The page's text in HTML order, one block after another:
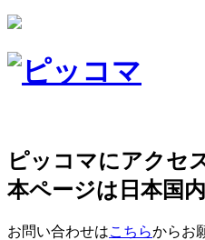
ピッコマにアクセ
本ページは日本国
お問い合わせはこちらからお